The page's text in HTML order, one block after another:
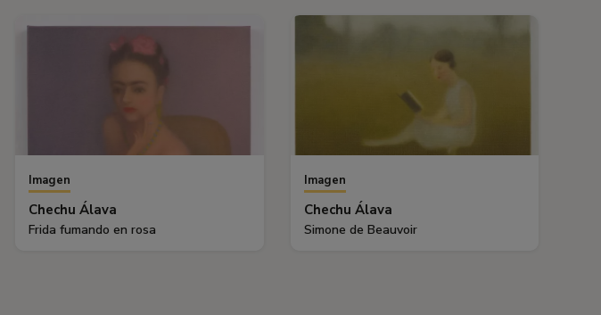
Imagen
Chechu Álava
Frida fumando en rosa
Imagen
Chechu Álava
Simone de Beauvoir